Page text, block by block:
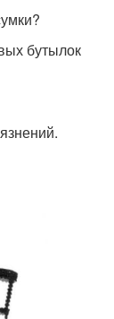
бутылок